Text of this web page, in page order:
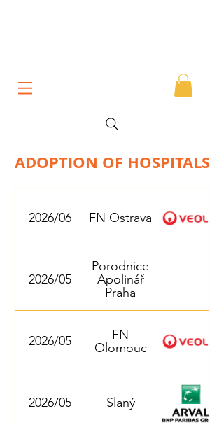
ADOPTION OF HOSPITALS
2026/06 FN Ostrava
2026/05
Porodnice
Apolinář
Praha
2026/05
FN
Olomouc
2026/05 Slaný